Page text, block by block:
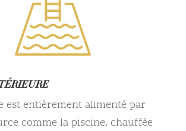
est entièrement alimenté par
comme la piscine, chauffée